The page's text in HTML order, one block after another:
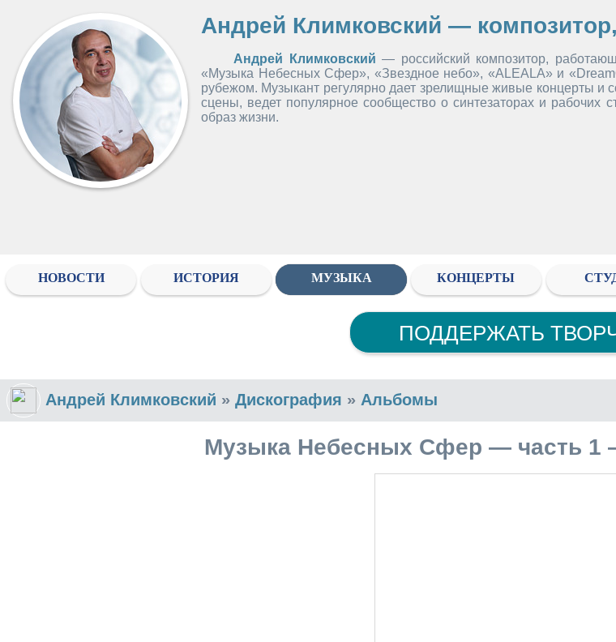
Андрей Климковский —
Андрей Климковский — российский композитор,
«Музыка Небесных Сфер», «Звездное небо», «ALEALA» и
рубежом. Музыкант регулярно дает зрелищные живые концерты и
сцены, ведет популярное сообщество о синтезаторах и рабочих
образ жизни.
НОВОСТИ ИСТОРИЯ МУЗЫКА КОНЦЕРТЫ
ПОДДЕРЖАТЬ
Андрей Климковский » Дискография » Альбомы
Музыка Небесных Сфер — часть 1